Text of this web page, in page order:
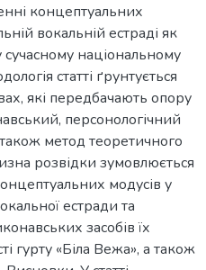
концептуальних
вокальній естраді як
національному
статті ґрунтується
які передбачають опору
персонологічний
метод теоретичного
розвідки зумовлюється
модусів у
естради та
засобів їх
гурту «Біла Вежа», а також